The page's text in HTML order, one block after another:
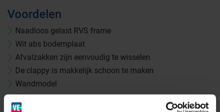
Voordelen
Naadloos gelast RVS frame
Wit abs bodemplaat
Afvalzakken zijn eenvoudig te wisselen
De clappy is makkelijk schoon te maken
Wandmodel
Accessoires
Zorginstellingen
Laboratoria
Cleanrooms
Opslagsystemen en voorraadbeheer
Medische (verzorgings)wagens
Wastransport
Medicijn- en verbandkasten
BINBIN